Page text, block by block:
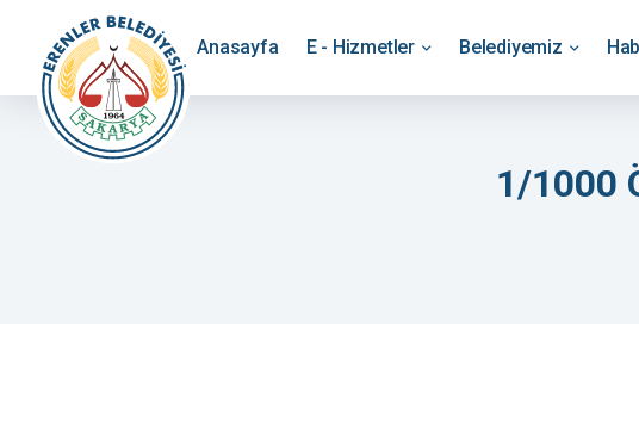
Anasayfa E - Hizmetler Belediyemiz
1/1000